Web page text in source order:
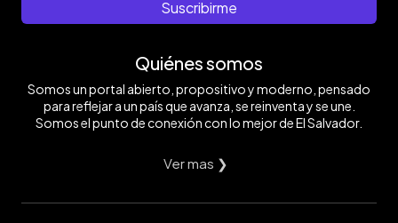
Suscribirme
Quiénes somos
Somos un portal abierto, propositivo y moderno, pensado
para reflejar a un país que avanza, se reinventa y se une.
Somos el punto de conexión con lo mejor de El Salvador.
Ver mas ❯